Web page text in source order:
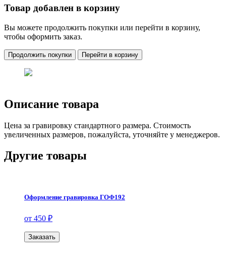
Товар добавлен в корзину
Вы можете продолжить покупки или перейти в корзину,
чтобы оформить заказ.
Продолжить покупки Перейти в корзину
Описание товара
Цена за гравировку стандартного размера. Стоимость
увеличенных размеров, пожалуйста, уточняйте у менеджеров.
Другие товары
Оформление гравировка ГОФ192
от 450 ₽
Заказать